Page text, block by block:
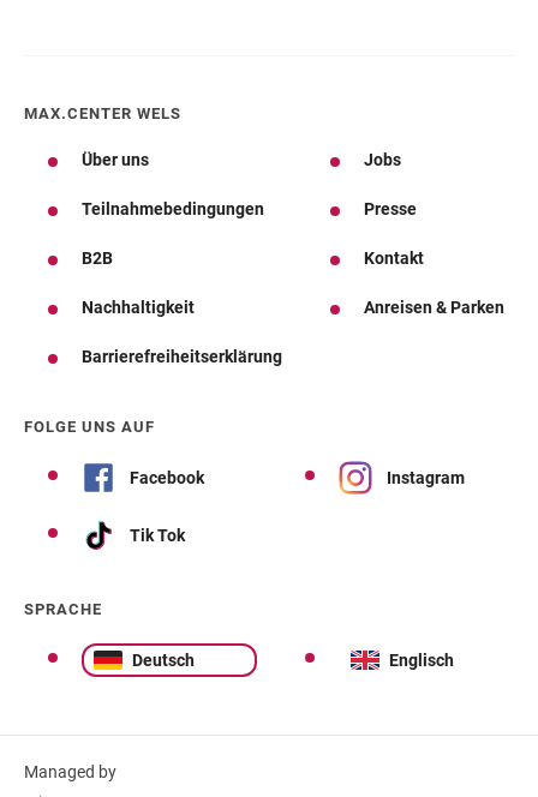
MAX.CENTER WELS
Über uns Jobs
Teilnahmebedingungen Presse
B2B Kontakt
Nachhaltigkeit Anreisen & Parken
Barrierefreiheitserklärung
FOLGE UNS AUF
Facebook Instagram
Tik Tok
SPRACHE
Deutsch Englisch
Managed by